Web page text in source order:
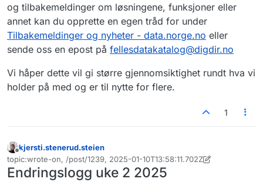
og tilbakemeldinger om løsningene, funksjoner eller
annet kan du opprette en egen tråd for under
Tilbakemeldinger og nyheter - data.norge.no eller
sende oss en epost på fellesdatakatalog@digdir.no
Vi håper dette vil gi større gjennomsiktighet rundt hva vi
holder på med og er til nytte for flere.
1
Frakoblet
kjersti.stenerud.steien
topic:wrote-on, /post/1239, 2025-01-10T13:58:11.702Z
Sist endret av kjersti.stenerud.steien
Endringslogg uke 2 2025